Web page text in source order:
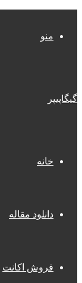
منو
گیگاپیپر
خانه
دانلود مقاله
فروش اکانت